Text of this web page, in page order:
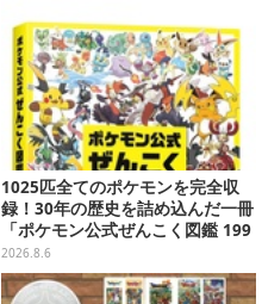
1025匹全てのポケモンを完全収
録！30年の歴史を詰め込んだ一冊
「ポケモン公式ぜんこく図鑑 199
6-2026」が大ボリューム
2026.8.6